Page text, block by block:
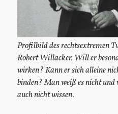
Profilbild des rechtsextremen
Robert Willacker. Will er
wirken? Kann er sich alleine
binden? Man weiß es nicht und
auch nicht wissen.